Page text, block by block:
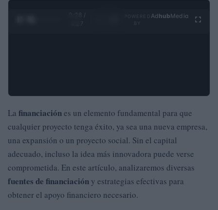
0:29 /
4:27
Ad hubMedia
La financiaciónes un elemento fundamental para que
cualquier proyecto tenga éxito, ya sea una nueva empresa,
una expansión o un proyecto social. Sin el capital
adecuado, incluso la idea más innovadora puede verse
comprometida. En este artículo, analizaremos diversas
fuentes de financiación y estrategias efectivas para
obtener el apoyo financiero necesario.